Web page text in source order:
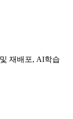
재배포, AI학습